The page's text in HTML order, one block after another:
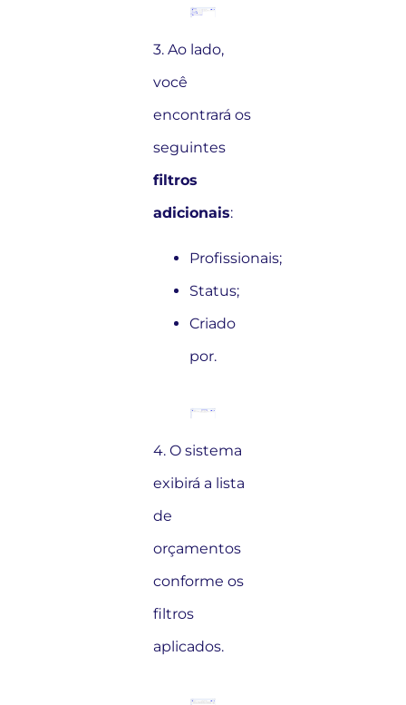
3. Ao lado,
você
encontrará os
seguintes
filtros
adicionais:
Profissionais;
Status;
Criado
por.
4. O sistema
exibirá a lista
de
orçamentos
conforme os
filtros
aplicados.